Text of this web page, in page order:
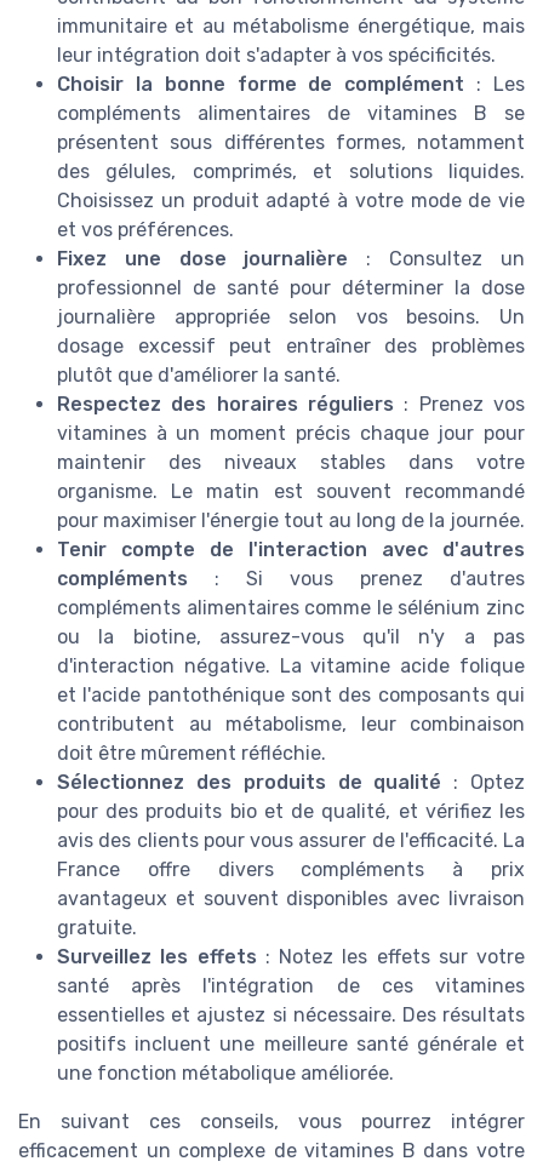
immunitaire et au métabolisme énergétique, mais
leur intégration doit s'adapter à vos spécificités.
Choisir la bonne forme de complément : Les
compléments alimentaires de vitamines B se
présentent sous différentes formes, notamment
des gélules, comprimés, et solutions liquides.
Choisissez un produit adapté à votre mode de vie
et vos préférences.
Fixez une dose journalière : Consultez un
professionnel de santé pour déterminer la dose
journalière appropriée selon vos besoins. Un
dosage excessif peut entraîner des problèmes
plutôt que d'améliorer la santé.
Respectez des horaires réguliers : Prenez vos
vitamines à un moment précis chaque jour pour
maintenir des niveaux stables dans votre
organisme. Le matin est souvent recommandé
pour maximiser l'énergie tout au long de la journée.
Tenir compte de l'interaction avec d'autres
compléments : Si vous prenez d'autres
compléments alimentaires comme le sélénium zinc
ou la biotine, assurez-vous qu'il n'y a pas
d'interaction négative. La vitamine acide folique
et l'acide pantothénique sont des composants qui
contributent au métabolisme, leur combinaison
doit être mûrement réfléchie.
Sélectionnez des produits de qualité : Optez
pour des produits bio et de qualité, et vérifiez les
avis des clients pour vous assurer de l'efficacité. La
France offre divers compléments à prix
avantageux et souvent disponibles avec livraison
gratuite.
Surveillez les effets : Notez les effets sur votre
santé après l'intégration de ces vitamines
essentielles et ajustez si nécessaire. Des résultats
positifs incluent une meilleure santé générale et
une fonction métabolique améliorée.
En suivant ces conseils, vous pourrez intégrer
efficacement un complexe de vitamines B dans votre